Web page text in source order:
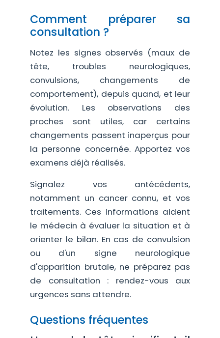
Comment préparer sa
consultation ?
Notez les signes observés (maux de
tête, troubles neurologiques,
convulsions, changements de
comportement), depuis quand, et leur
évolution. Les observations des
proches sont utiles, car certains
changements passent inaperçus pour
la personne concernée. Apportez vos
examens déjà réalisés.
Signalez vos antécédents,
notamment un cancer connu, et vos
traitements. Ces informations aident
le médecin à évaluer la situation et à
orienter le bilan. En cas de convulsion
ou d'un signe neurologique
d'apparition brutale, ne préparez pas
de consultation : rendez-vous aux
urgences sans attendre.
Questions fréquentes